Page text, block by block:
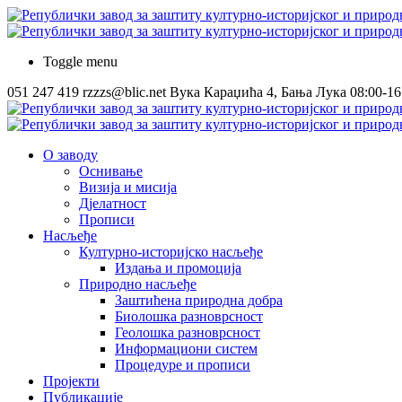
Toggle menu
051 247 419 rzzzs@blic.net Вука Караџића 4, Бања Лука 08:00-
О заводу
Оснивање
Визија и мисија
Дјелатност
Прописи
Насљеђе
Културно-историјско насљеђе
Издања и промоција
Природно насљеђе
Заштићена природна добра
Биолошка разноврсност
Геолошка разноврсност
Информациони систем
Процедуре и прописи
Пројекти
Публикације